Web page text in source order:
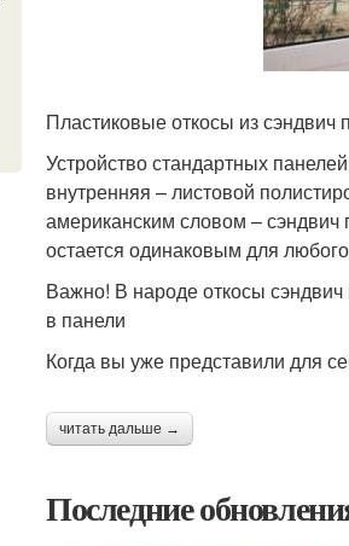
Пластиковые откосы из сэндвич
Устройство стандартных
внутренняя – листовой
американским словом –
остается одинаковым для
Важно! В народе откосы
в панели
Когда вы уже представили для
читать дальше →
Последние